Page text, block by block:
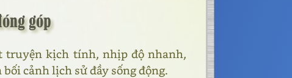
góp
truyện kịch tính, nhịp độ nhanh,
cảnh lịch sử đầy sống động.